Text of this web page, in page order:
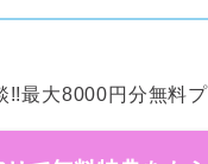
!!最大8000円分無料